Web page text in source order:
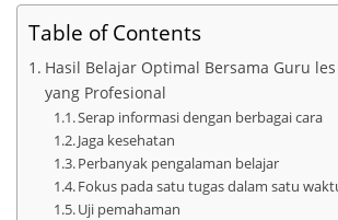
Table of Contents
Hasil Belajar Optimal Bersama Guru
yang Profesional
Serap informasi dengan berbagai cara
Jaga kesehatan
Perbanyak pengalaman belajar
Fokus pada satu tugas dalam satu
Uji pemahaman